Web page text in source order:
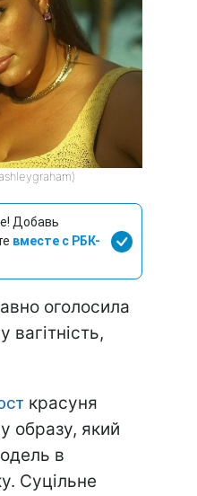
Добавь
вместе с РБК-
оголосила
вагітність,
красуня
образу, який
в
Суцільне